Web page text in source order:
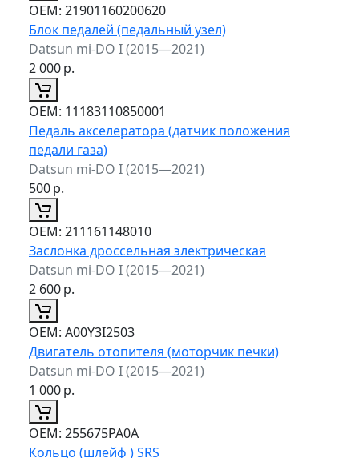
ОЕМ: 21901160200620
Блок педалей (педальный узел)
Datsun mi-DO I (2015—2021)
2 000р.
ОЕМ: 11183110850001
Педаль акселератора (датчик положения
педали газа)
Datsun mi-DO I (2015—2021)
500р.
ОЕМ: 211161148010
Заслонка дроссельная электрическая
Datsun mi-DO I (2015—2021)
2 600р.
ОЕМ: A00Y3I2503
Двигатель отопителя (моторчик печки)
Datsun mi-DO I (2015—2021)
1 000р.
ОЕМ: 255675PA0A
Кольцо (шлейф ) SRS